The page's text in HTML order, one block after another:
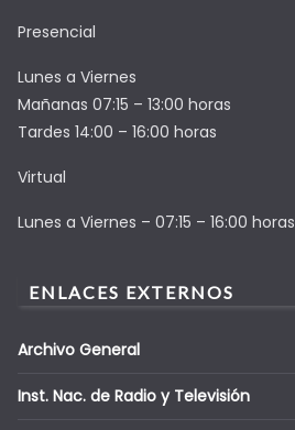
Presencial
Lunes a Viernes
Mañanas 07:15 – 13:00 horas
Tardes 14:00 – 16:00 horas
Virtual
Lunes a Viernes – 07:15 – 16:00 horas
ENLACES EXTERNOS
Archivo General
Inst. Nac. de Radio y Televisión